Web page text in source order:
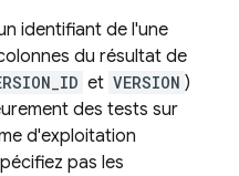
identifiant de l'une
du résultat de
et VERSION )
des tests sur
d'exploitation
pas les